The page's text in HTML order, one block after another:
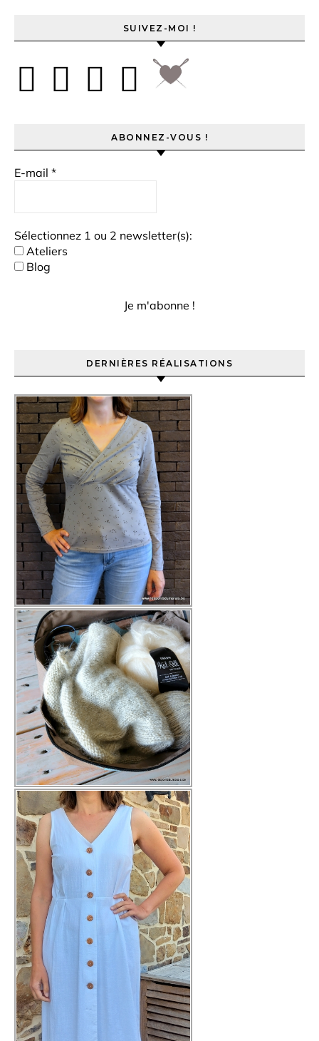
SUIVEZ-MOI !
ABONNEZ-VOUS !
E-mail *
Sélectionnez 1 ou 2 newsletter(s):
Ateliers
Blog
DERNIÈRES RÉALISATIONS